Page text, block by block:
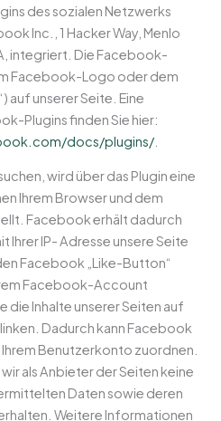
des sozialen Netzwerks
Inc., 1 Hacker Way, Menlo
integriert. Die Facebook-
Facebook-Logo oder dem
auf unserer Seite. Eine
Plugins finden Sie hier:
docs/plugins/
wird über das Plugin eine
Ihrem Browser und dem
Facebook erhält dadurch
Ihrer IP- Adresse unsere Seite
Facebook „Like-Button“
Facebook-Account
die Inhalte unserer Seiten auf
Dadurch kann Facebook
Benutzerkonto zuordnen.
als Anbieter der Seiten keine
Daten sowie deren
Weitere Informationen